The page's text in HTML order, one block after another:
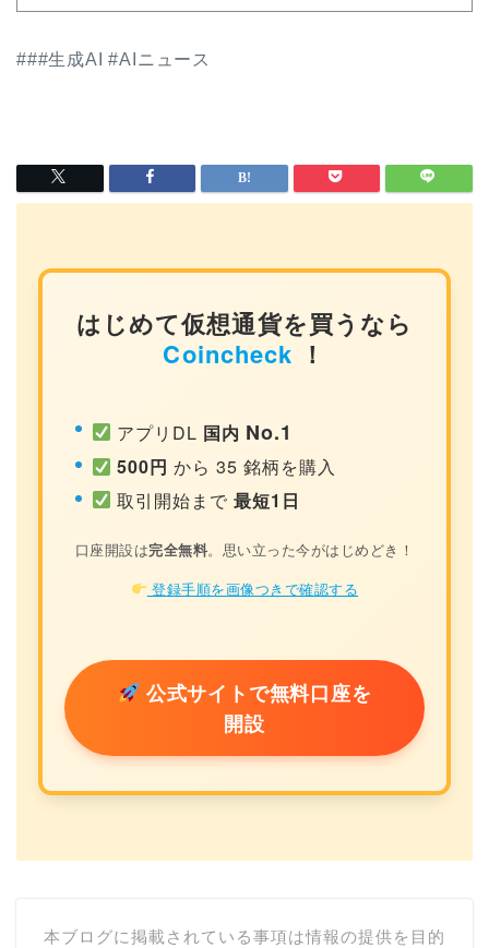
###生成AI #AIニュース
はじめて仮想通貨を買うなら
Coincheck ！
アプリDL 国内 No.1
500円 から 35 銘柄を購入
取引開始まで最短1日
口座開設は完全無料。思い立った今がはじめどき！
登録手順を画像つきで確認する
公式サイトで無料口座を
開設
本ブログに掲載されている事項は情報の提供を目的